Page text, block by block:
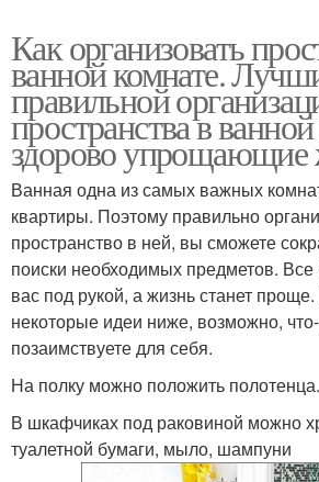
Как организовать
ванной комнате.
правильной
пространства в
здорово упрощающие
Ванная одна из самых важных
квартиры. Поэтому правильно
пространство в ней, вы сможете
поиски необходимых предметов. Все
вас под рукой, а жизнь станет
некоторые идеи ниже, возможно,
позаимствуете для себя.
На полку можно положить полотенца.
В шкафчиках под раковиной можно
туалетной бумаги, мыло, шампуни